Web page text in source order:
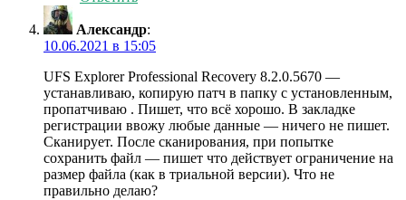
Александр:
10.06.2021 в 15:05
UFS Explorer Professional Recovery 8.2.0.5670 —
устанавливаю, копирую патч в папку с установленным,
пропатчиваю . Пишет, что всё хорошо. В закладке
регистрации ввожу любые данные — ничего не пишет.
Сканирует. После сканирования, при попытке
сохранить файл — пишет что действует ограничение на
размер файла (как в триальной версии). Что не
правильно делаю?